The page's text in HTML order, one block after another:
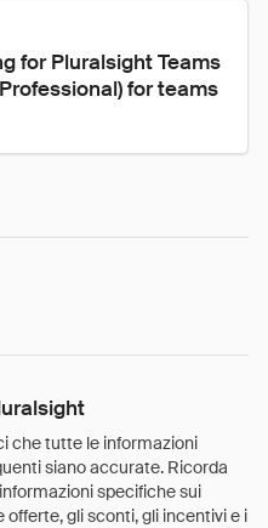
for Pluralsight Teams
for teams
che tutte le informazioni
siano accurate. Ricorda
specifiche sui
offerte, gli sconti, gli incentivi e i